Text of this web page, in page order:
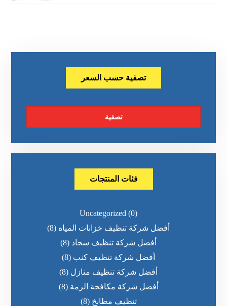
تصفية حسب السعر
تصفية
فئات المنتجات
Uncategorized (0)
أفضل شركة تنظيف خزانات المياه (8)
أفضل شركة تنظيف سجاد (8)
أفضل شركة تنظيف كنب (8)
أفضل شركة تنظيف منازل (8)
أفضل شركة مكافحة الرمة (8)
تنظيف مطابخ (8)